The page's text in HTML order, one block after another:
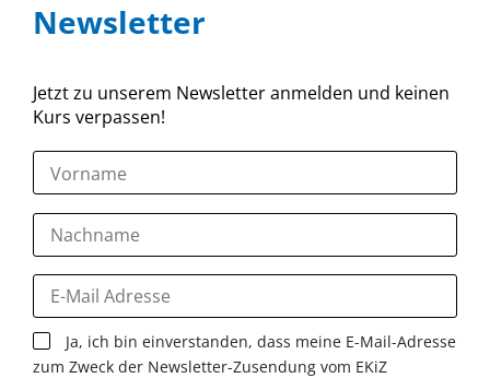
Newsletter
Jetzt zu unserem Newsletter anmelden und keinen
Kurs verpassen!
Ja, ich bin einverstanden, dass meine E-Mail-Adresse
zum Zweck der Newsletter-Zusendung vom EKiZ